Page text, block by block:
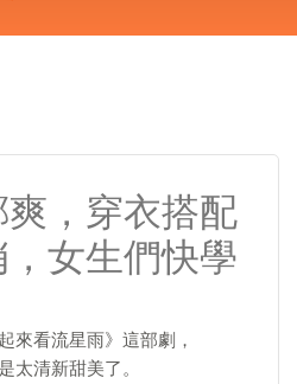
，穿衣搭配
女生們快學
來看流星雨》這部劇，
太清新甜美了。